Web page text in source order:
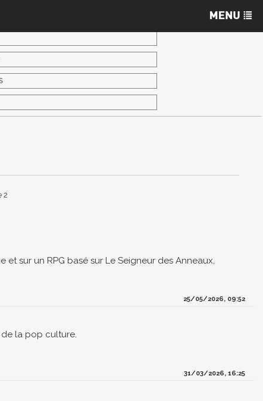
2
sur un RPG basé sur Le Seigneur des Anneaux,
25/05/2026, 09:52
la pop culture.
31/03/2026, 16:25